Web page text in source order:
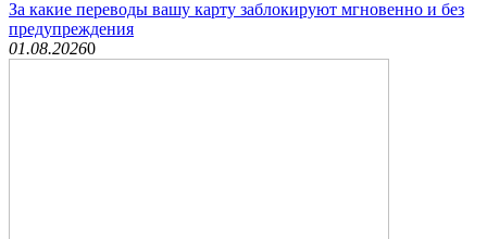
За какие переводы вашу карту заблокируют мгновенно и без
предупреждения
01.08.20260